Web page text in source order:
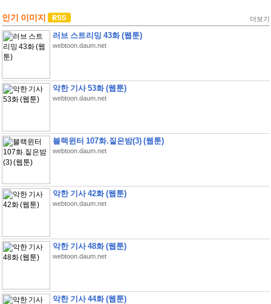
인기 이미지 더보기
러브 스트리밍 43화 (웹툰)
webtoon.daum.net
악한 기사 53화 (웹툰)
webtoon.daum.net
블랙윈터 107화.짙은밤(3) (웹툰)
webtoon.daum.net
악한 기사 42화 (웹툰)
webtoon.daum.net
악한 기사 48화 (웹툰)
webtoon.daum.net
악한 기사 44화 (웹툰)